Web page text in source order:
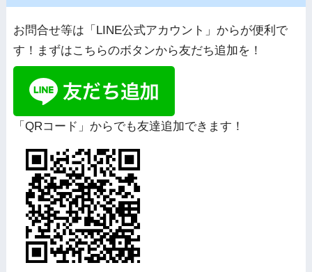
お問合せ等は「LINE公式アカウント」からが便利で
す！まずはこちらのボタンから友だち追加を！
「QRコード」からでも友達追加できます！